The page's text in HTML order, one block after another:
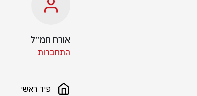
אורח חמ״ל
התחברות
פיד ראשי